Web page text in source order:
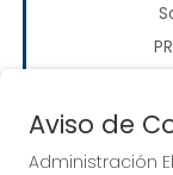
Aviso de
Administración